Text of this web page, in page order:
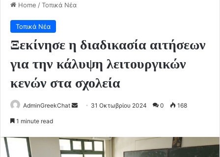
Home /Τοπικά Νέα
Τοπικά Νέα
Ξεκίνησε η διαδικασία αιτήσεων
για την κάλυψη λειτουργικών
κενών στα σχολεία
AdminGreekChat
Send 31 Οκτωβρίου 2024 0 168
1 minute read